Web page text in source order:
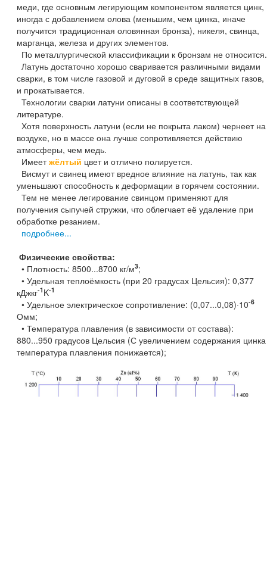
меди, где основным легирующим компонентом является цинк,
иногда с добавлением олова (меньшим, чем цинка, иначе
получится традиционная оловянная бронза), никеля, свинца,
марганца, железа и других элементов.
По металлургической классификации к бронзам не относится.
Латунь достаточно хорошо сваривается различными видами
сварки, в том числе газовой и дуговой в среде защитных газов,
и прокатывается.
Технологии сварки латуни описаны в соответствующей
литературе.
Хотя поверхность латуни (если не покрыта лаком) чернеет на
воздухе, но в массе она лучше сопротивляется действию
атмосферы, чем медь.
Имеетжёлтый цвет и отлично полируется.
Висмут и свинец имеют вредное влияние на латунь, так как
уменьшают способность к деформации в горячем состоянии.
Тем не менее легирование свинцом применяют для
получения сыпучей стружки, что облегчает её удаление при
обработке резанием.
подробнее...
Физические свойства:
• Плотность: 8500...8700 кг/м3;
• Удельная теплоёмкость (при 20 градусах Цельсия): 0,377
кДжкг-1 K-1
• Удельное электрическое сопротивление: (0,07...0,08)·10-6
Омм;
• Температура плавления (в зависимости от состава):
880...950 градусов Цельсия (С увеличением содержания цинка
температура плавления понижается);